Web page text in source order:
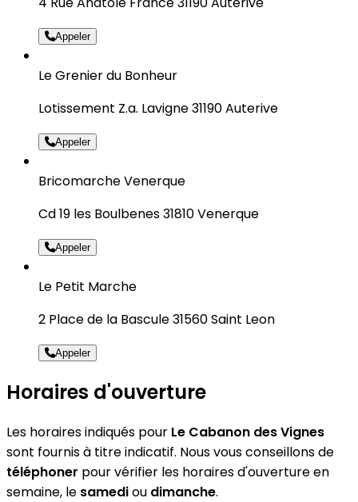
Appeler
Le Grenier du Bonheur
Lotissement Z.a. Lavigne 31190 Auterive
Appeler
Bricomarche Venerque
Cd 19 les Boulbenes 31810 Venerque
Appeler
Le Petit Marche
2 Place de la Bascule 31560 Saint Leon
Appeler
Horaires d'ouverture
Les horaires indiqués pour Le Cabanon des Vignes
sont fournis à titre indicatif. Nous vous conseillons de
téléphoner pour vérifier les horaires d'ouverture en
semaine, le samediou dimanche.